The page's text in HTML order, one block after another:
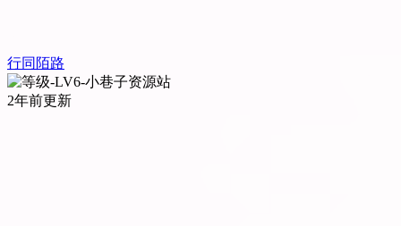
行同陌路
2年前更新